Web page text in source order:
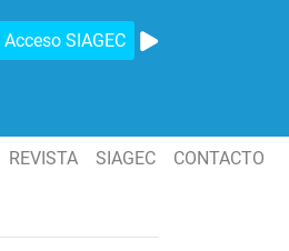
Acceso SIAGEC
REVISTA SIAGEC CONTACTO